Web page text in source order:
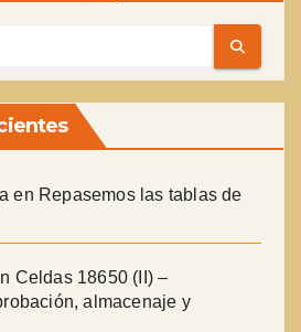
en Repasemos las tablas de
Celdas 18650 (II) –
almacenaje y